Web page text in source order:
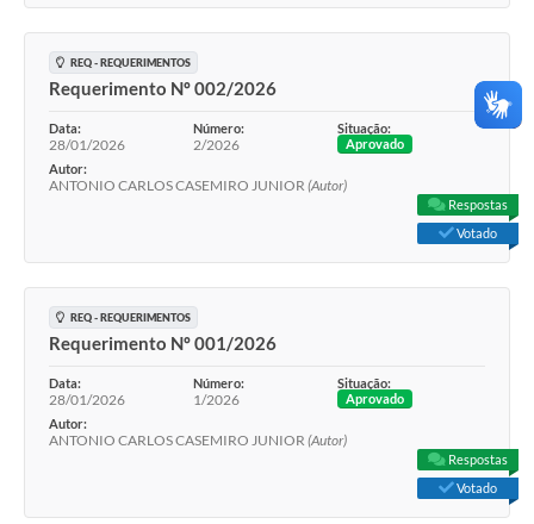
REQ - REQUERIMENTOS
Requerimento Nº 002/2026
Data:
28/01/2026
Número:
2/2026
Situação:
Aprovado
Autor:
ANTONIO CARLOS CASEMIRO JUNIOR (Autor)
Respostas
Votado
REQ - REQUERIMENTOS
Requerimento Nº 001/2026
Data:
28/01/2026
Número:
1/2026
Situação:
Aprovado
Autor:
ANTONIO CARLOS CASEMIRO JUNIOR (Autor)
Respostas
Votado